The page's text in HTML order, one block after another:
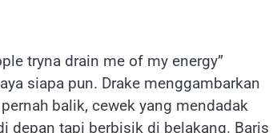
tryna drain me of my energy”
siapa pun. Drake menggambarkan
balik, cewek yang mendadak
depan tapi berbisik di belakang. Baris